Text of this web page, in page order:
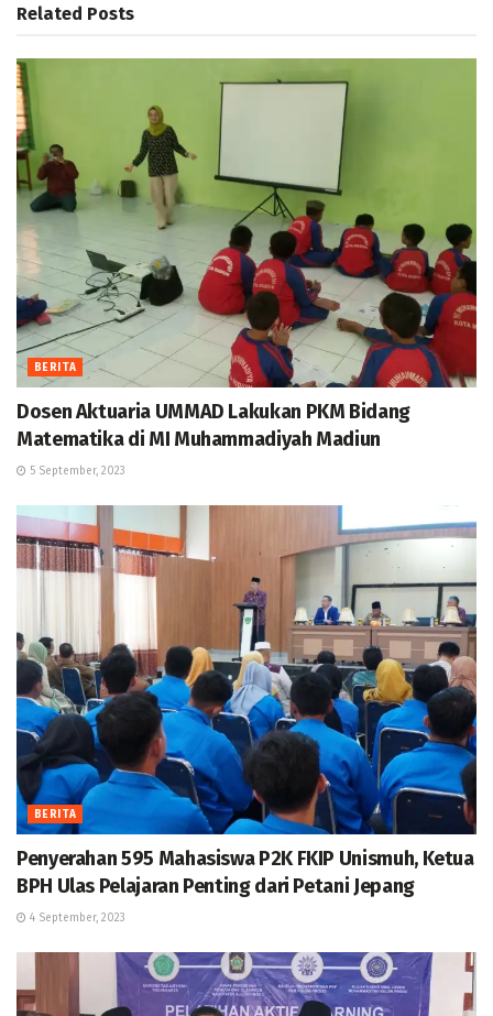
Related Posts
BERITA
Dosen Aktuaria UMMAD Lakukan PKM Bidang
Matematika di MI Muhammadiyah Madiun
5 September, 2023
BERITA
Penyerahan 595 Mahasiswa P2K FKIP Unismuh, Ketua
BPH Ulas Pelajaran Penting dari Petani Jepang
4 September, 2023